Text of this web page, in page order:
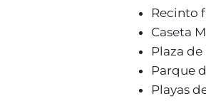
Recinto
Caseta
Plaza
Parque
Playas